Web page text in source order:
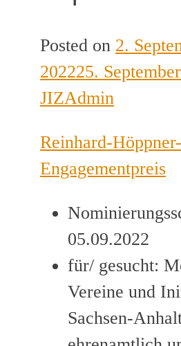
Posted on 2.
202225.
JIZAdmin
Reinhard-Höppner-
Engagementpreis
05.09.2022
für/ gesucht:
Vereine und
Sachsen-